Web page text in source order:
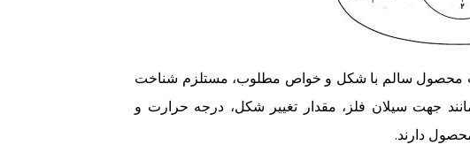
محصول سالم با شکل و خواص مطلوب، مستلزم شناخت
جهت سیلان فلز، مقدار تغییر شکل، درجه حرارت و
دارند.